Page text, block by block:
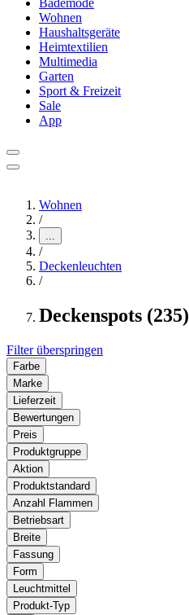
Bademode
Wohnen
Haushaltsgeräte
Heimtextilien
Multimedia
Garten
Sport & Freizeit
Sale
App
Wohnen
/
...
/
Deckenleuchten
/
Deckenspots (235)
Filter überspringen
Farbe
Marke
Lieferzeit
Bewertungen
Preis
Produktgruppe
Aktion
Produktstandard
Anzahl Flammen
Betriebsart
Breite
Fassung
Form
Leuchtmittel
Produkt-Typ